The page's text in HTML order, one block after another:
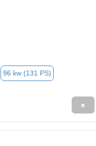
96 kw (131 PS)
★